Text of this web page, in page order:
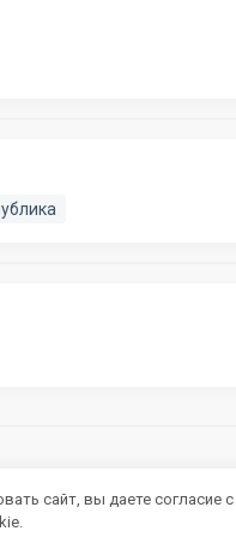
Подробнее
сайт, вы даете согласие с